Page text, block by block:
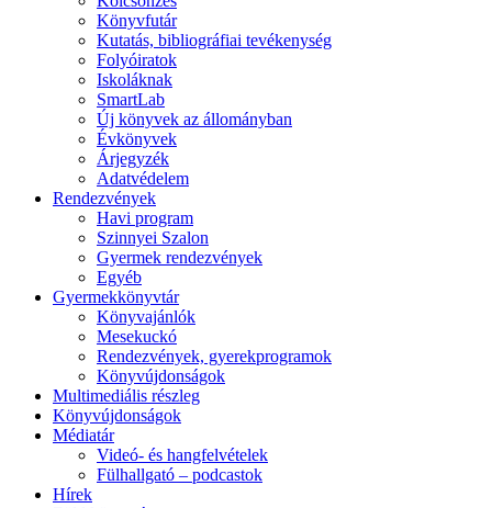
Könyvfutár
Kutatás, bibliográfiai tevékenység
Folyóiratok
Iskoláknak
SmartLab
Új könyvek az állományban
Évkönyvek
Árjegyzék
Adatvédelem
Rendezvények
Havi program
Szinnyei Szalon
Gyermek rendezvények
Egyéb
Gyermekkönyvtár
Könyvajánlók
Mesekuckó
Rendezvények, gyerekprogramok
Könyvújdonságok
Multimediális részleg
Könyvújdonságok
Médiatár
Videó- és hangfelvételek
Fülhallgató – podcastok
Hírek